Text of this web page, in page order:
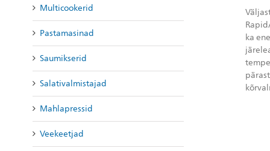
ka
Multicookerid
Pastamasinad
Saumikserid
Salativalmistajad
Mahlapressid
Veekeetjad